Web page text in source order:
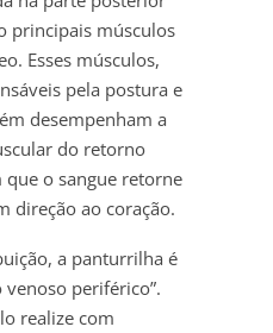
principais músculos
Esses músculos,
pela postura e
desempenham a
do retorno
o sangue retorne
direção ao coração.
a panturrilha é
venoso periférico”.
realize com